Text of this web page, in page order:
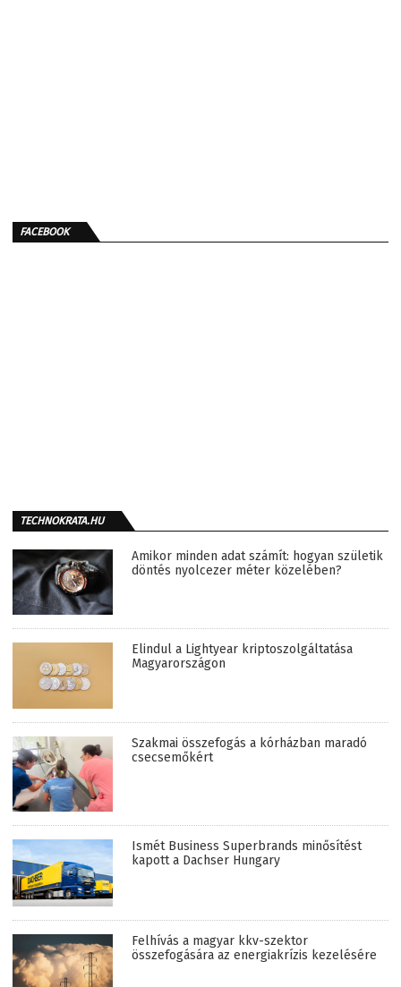
FACEBOOK
TECHNOKRATA.HU
Amikor minden adat számít: hogyan születik
döntés nyolcezer méter közelében?
Elindul a Lightyear kriptoszolgáltatása
Magyarországon
Szakmai összefogás a kórházban maradó
csecsemőkért
Ismét Business Superbrands minősítést
kapott a Dachser Hungary
Felhívás a magyar kkv-szektor
összefogására az energiakrízis kezelésére